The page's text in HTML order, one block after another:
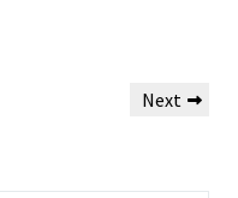
Next
Next